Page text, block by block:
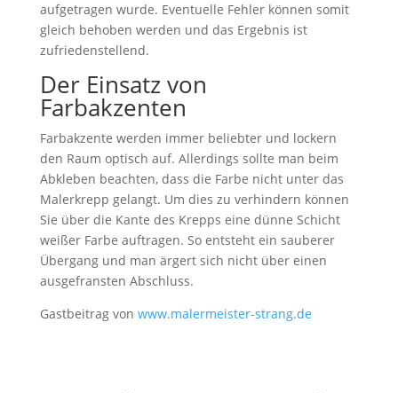
aufgetragen wurde. Eventuelle Fehler können somit
gleich behoben werden und das Ergebnis ist
zufriedenstellend.
Der Einsatz von
Farbakzenten
Farbakzente werden immer beliebter und lockern
den Raum optisch auf. Allerdings sollte man beim
Abkleben beachten, dass die Farbe nicht unter das
Malerkrepp gelangt. Um dies zu verhindern können
Sie über die Kante des Krepps eine dünne Schicht
weißer Farbe auftragen. So entsteht ein sauberer
Übergang und man ärgert sich nicht über einen
ausgefransten Abschluss.
Gastbeitrag von www.malermeister-strang.de